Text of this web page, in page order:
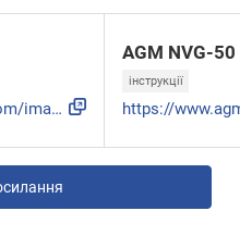
https://www.agmglobalvision.com/image/catalog/product-pdf-d...
AGM NVG-50
інструкції